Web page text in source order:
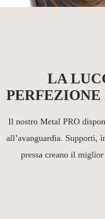
LA
Il nostro Metal PRO
all’avanguardia. Supporti,
pressa creano il